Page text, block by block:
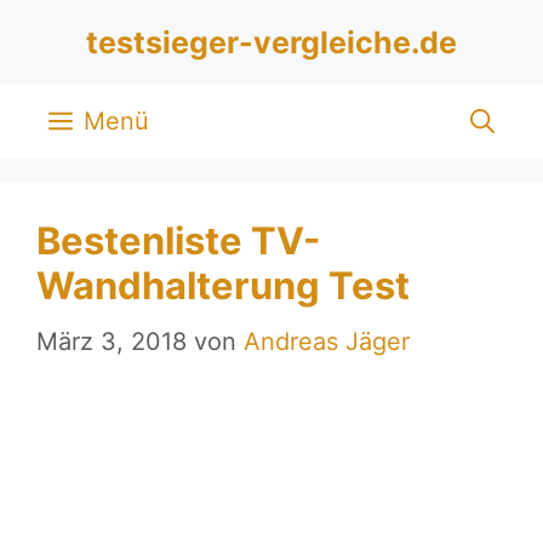
testsieger-vergleiche.de
Menü
Bestenliste TV-
Wandhalterung Test
März 3, 2018 von Andreas Jäger